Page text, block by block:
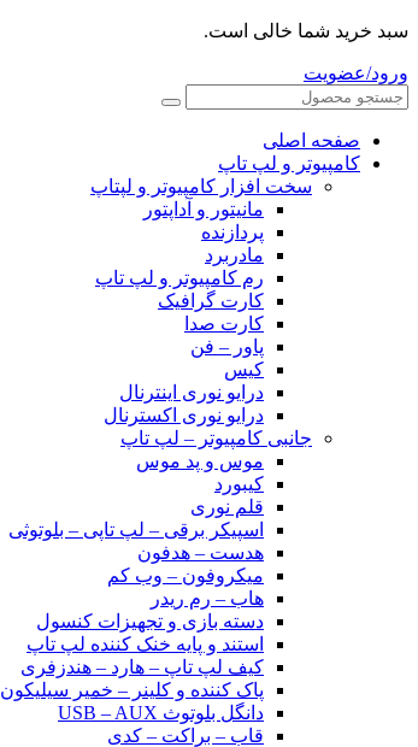
سبد خرید شما خالی است.
ورود/عضویت
صفحه اصلی
کامپیوتر و‌‌‌‌‌ لپ تاپ
سخت افزار کامپیوتر و لپتاپ
مانیتور و آداپتور
پردازنده
مادربرد
رم کامپیوتر و لپ تاپ
کارت گرافیک
کارت صدا
پاور – فن
کیس
درایو نوری اینترنال
درایو نوری اکسترنال
جانبی کامپیوتر – لپ تاپ
موس و پد موس
کیبورد
قلم نوری
اسپیکر برقی – لپ تاپی – بلوتوثی
هدست – هدفون
میکروفون – وب کم
هاب – رم ریدر
دسته بازی و تجهیزات کنسول
استند و پایه خنک کننده لپ تاپ
کیف لپ تاپ – هارد – هندزفری
پاک کننده و کلینر – خمیر سیلیکون
دانگل بلوتوث USB – AUX
قاب – براکت – کدی